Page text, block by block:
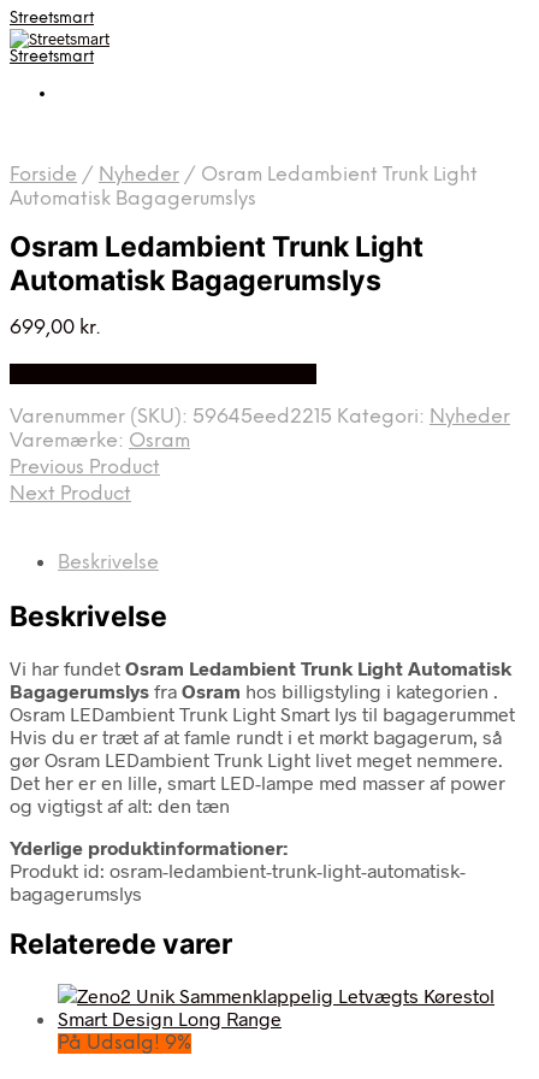
Streetsmart
Streetsmart
Forside / Nyheder / Osram Ledambient Trunk Light
Automatisk Bagagerumslys
Osram Ledambient Trunk Light
Automatisk Bagagerumslys
699,00 kr.
Varenummer (SKU): 59645eed2215 Kategori: Nyheder
Varemærke: Osram
Previous Product
Next Product
Beskrivelse
Beskrivelse
Vi har fundet Osram Ledambient Trunk Light Automatisk
Bagagerumslys fra Osram hos billigstyling i kategorien .
Osram LEDambient Trunk Light Smart lys til bagagerummet
Hvis du er træt af at famle rundt i et mørkt bagagerum, så
gør Osram LEDambient Trunk Light livet meget nemmere.
Det her er en lille, smart LED-lampe med masser af power
og vigtigst af alt: den tæn
Yderlige produktinformationer:
Produkt id: osram-ledambient-trunk-light-automatisk-
bagagerumslys
Relaterede varer
På Udsalg! 9%